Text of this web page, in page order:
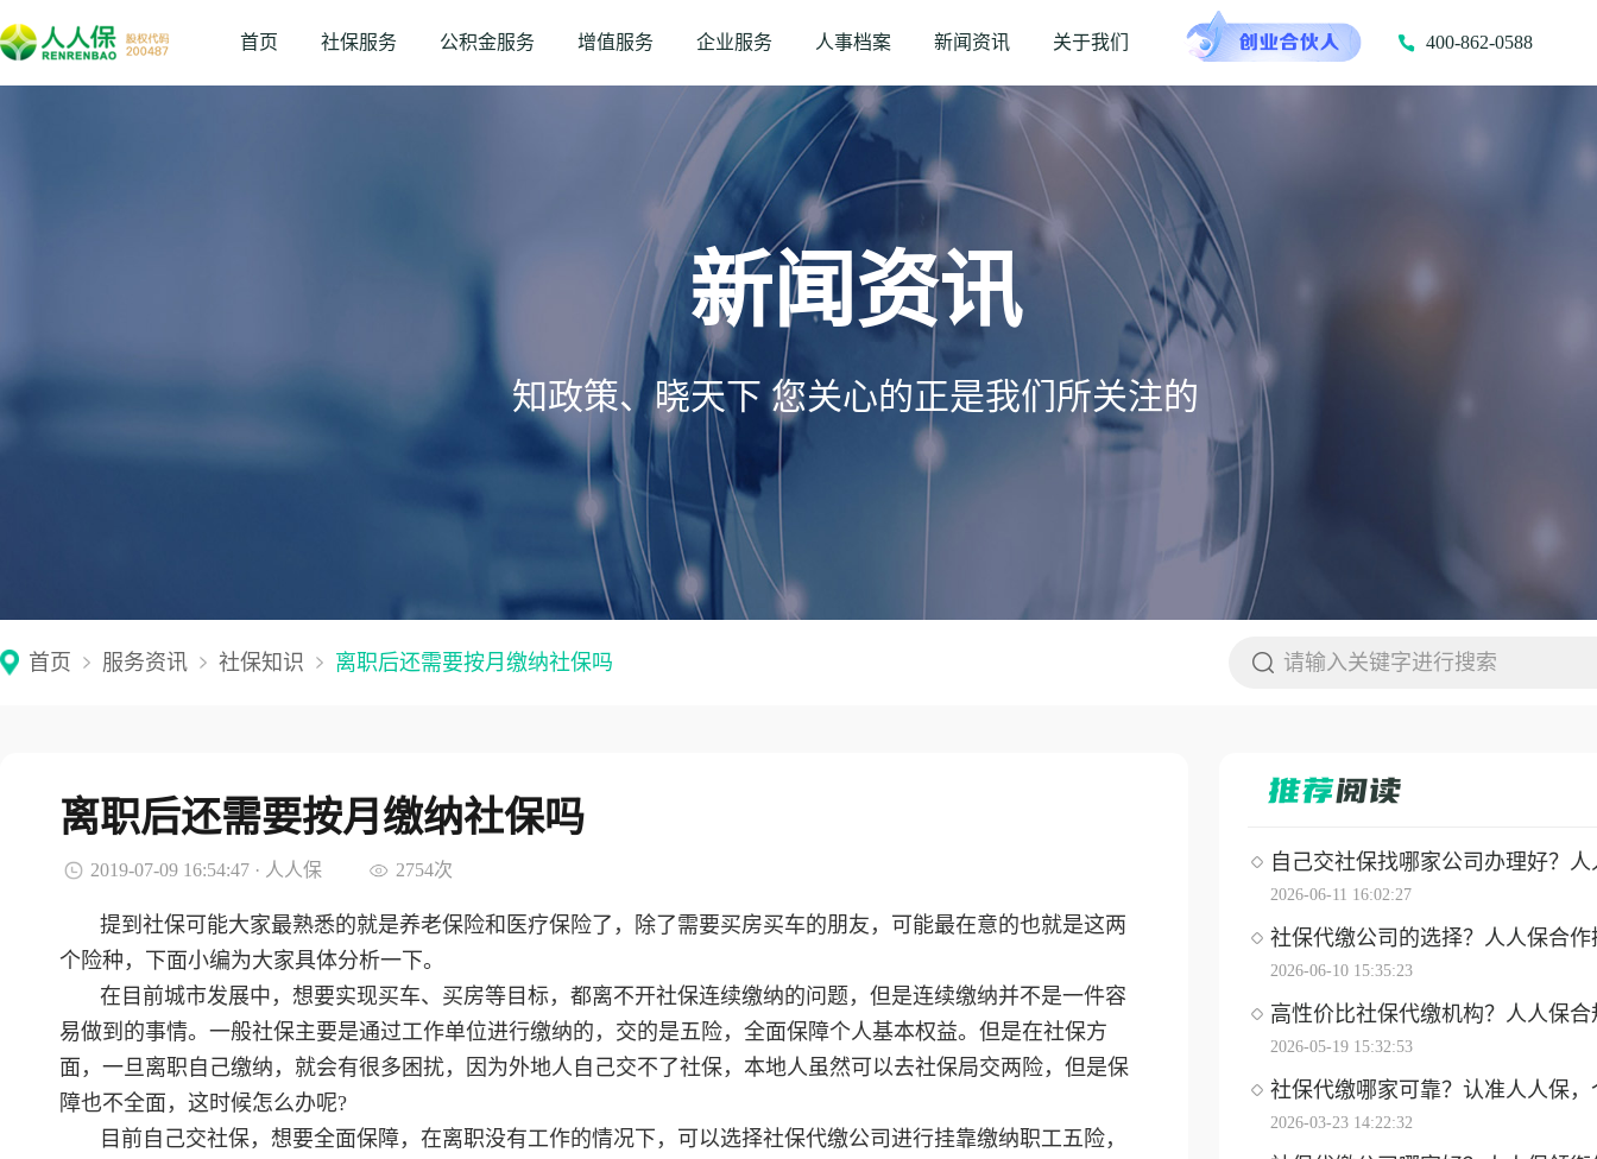
首页 社保服务 公积金服务 增值服务 企业服务 人事档案 新闻资讯 关于我们 400-862-0588
新闻资讯
知政策、晓天下 您关心的正是我们所关注的
首页 服务资讯 社保知识 离职后还需要按月缴纳社保吗
离职后还需要按月缴纳社保吗
2019-07-09 16:54:47 · 人人保 2754次
提到社保可能大家最熟悉的就是养老保险和医疗保险了，除了需要买房买车的朋友，可能最在意的也就是这两
个险种，下面小编为大家具体分析一下。
在目前城市发展中，想要实现买车、买房等目标，都离不开社保连续缴纳的问题，但是连续缴纳并不是一件容
易做到的事情。一般社保主要是通过工作单位进行缴纳的，交的是五险，全面保障个人基本权益。但是在社保方
面，一旦离职自己缴纳，就会有很多困扰，因为外地人自己交不了社保，本地人虽然可以去社保局交两险，但是保
障也不全面，这时候怎么办呢?
目前自己交社保，想要全面保障，在离职没有工作的情况下，可以选择社保代缴公司进行挂靠缴纳职工五险，
自己交社保找哪家公司办理好？人
2026-06-11 16:02:27
社保代缴公司的选择？人人保合作
2026-06-10 15:35:23
高性价比社保代缴机构？人人保合
2026-05-19 15:32:53
社保代缴哪家可靠？认准人人保，
2026-03-23 14:22:32